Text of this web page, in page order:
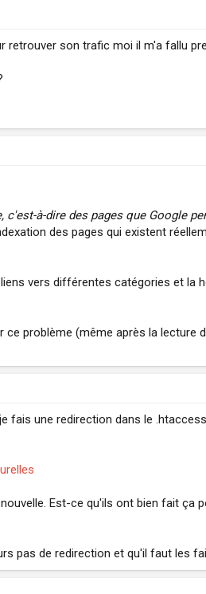
retrouver son trafic moi il m'a fallu
à-dire des pages que Google
des pages qui existent
vers différentes catégories et la
ce problème (même après la lecture
fais une redirection dans le
Est-ce qu'ils ont bien fait ça
pas de redirection et qu'il faut les